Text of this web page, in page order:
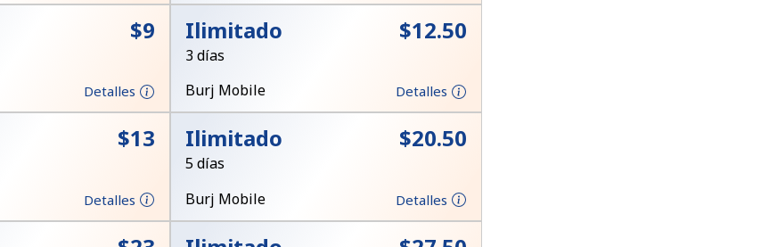
No se ha creado una contraseña
Mínimo 8 caracteres
Una letra mayúscula y una minúscula
⁦$9⁩
Detalles
Ilimitado ⁦$12.50⁩
3 días
Burj Mobile
Detalles
⁦$13⁩
Detalles
Ilimitado ⁦$20.50⁩
5 días
Burj Mobile
Detalles